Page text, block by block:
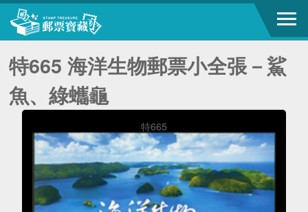
特665 海洋生物郵票小全張－鯊
魚、綠蠵龜
特665